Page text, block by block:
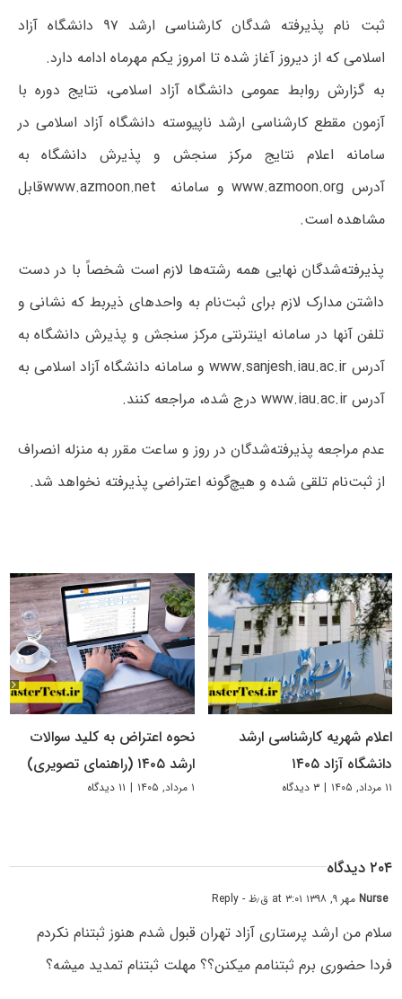
ثبت نام پذیرفته شدگان کارشناسی ارشد ۹۷ دانشگاه آزاد
اسلامی که از دیروز آغاز شده تا امروز یکم مهرماه ادامه دارد.
به گزارش روابط عمومی دانشگاه آزاد اسلامی، نتایج دوره با
آزمون مقطع کارشناسی ارشد ناپیوسته دانشگاه آزاد اسلامی در
سامانه اعلام نتایج مرکز سنجش و پذیرش دانشگاه به
آدرس www.azmoon.orgو سامانه www.azmoon.netقابل
مشاهده است.
پذیرفته‌شدگان نهایی همه رشته‌ها لازم است شخصاً با در دست
داشتن مدارک لازم برای ثبت‌نام به واحدهای ذیربط که نشانی و
تلفن آنها در سامانه اینترنتی مرکز سنجش و پذیرش دانشگاه به
آدرس www.sanjesh.iau.ac.irو سامانه دانشگاه آزاد اسلامی به
آدرس www.iau.ac.ir درج شده، مراجعه کنند
.
عدم مراجعه پذیرفته‌شدگان در روز و ساعت مقرر به منزله انصراف
از ثبت‌نام تلقی شده و هیچ‌گونه اعتراضی پذیرفته نخواهد شد.
اعلام شهریه کارشناسی ارشد
دانشگاه آزاد ۱۴۰۵
۱۱ مرداد, ۱۴۰۵ | ۳ دیدگاه
نحوه اعتراض به کلید سوالات
ارشد ۱۴۰۵ (راهنمای تصویری)
۱ مرداد, ۱۴۰۵ | ۱۱ دیدگاه
۲۰۴ دیدگاه
Nurseمهر ۹, ۱۳۹۸ at ۳:۰۱ ق٫ظ - Reply
سلام من ارشد پرستاری آزاد تهران قبول شدم هنوز ثبتنام نکردم
فردا حضوری برم ثبتنامم میکنن؟؟ مهلت ثبتنام تمدید میشه؟